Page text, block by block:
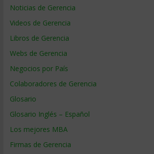
Noticias de Gerencia
Videos de Gerencia
Libros de Gerencia
Webs de Gerencia
Negocios por País
Colaboradores de Gerencia
Glosario
Glosario Inglés – Español
Los mejores MBA
Firmas de Gerencia